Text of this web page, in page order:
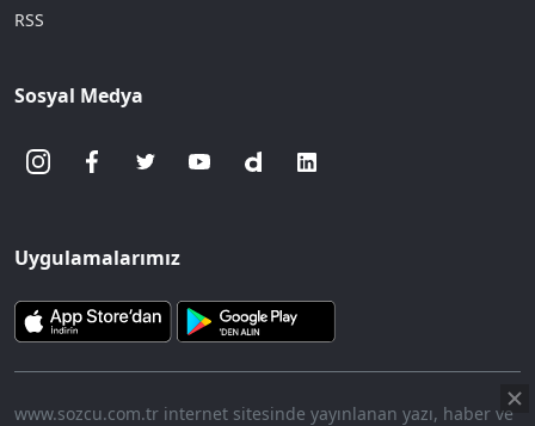
RSS
Sosyal Medya
Uygulamalarımız
www.sozcu.com.tr internet sitesinde yayınlanan yazı, haber ve